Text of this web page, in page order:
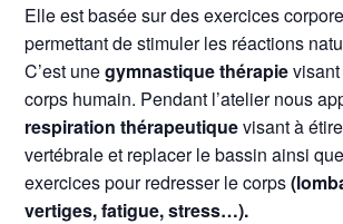
Elle est basée sur des exercices
permettant de stimuler les réactions
C’est unegymnastique thérapie
corps humain. Pendant l’atelier nous
respiration thérapeutiquevisant à
vertébrale et replacer le bassin ainsi
exercices pour redresser le corps
vertiges, fatigue, stress…).